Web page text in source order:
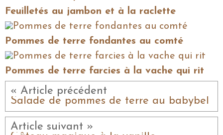
Feuilletés au jambon et à la raclette
Pommes de terre fondantes au comté
Pommes de terre farcies à la vache qui rit
« Article précédent
Salade de pommes de terre au babybel
Article suivant »